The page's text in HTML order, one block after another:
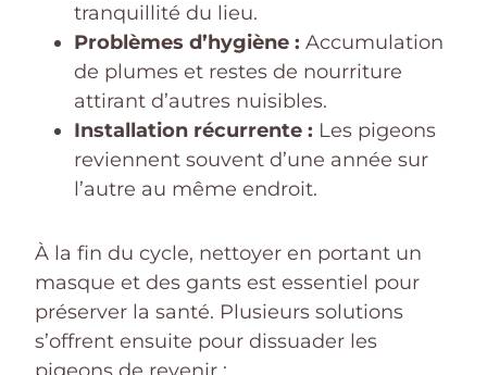
tranquillité du lieu.
Problèmes d’hygiène : Accumulation
de plumes et restes de nourriture
attirant d’autres nuisibles.
Installation récurrente : Les pigeons
reviennent souvent d’une année sur
l’autre au même endroit.
À la fin du cycle, nettoyer en portant un
masque et des gants est essentiel pour
préserver la santé. Plusieurs solutions
s’offrent ensuite pour dissuader les